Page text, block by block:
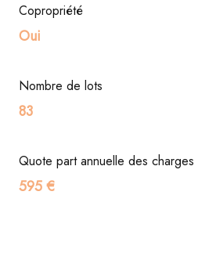
Copropriété
Oui
Nombre de lots
83
Quote part annuelle des charges
595 €